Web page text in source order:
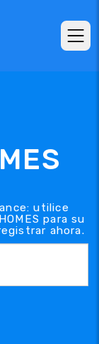
utilice
para su
ahora.